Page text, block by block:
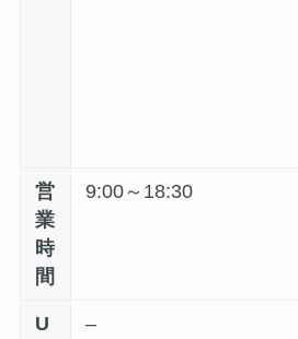
営
業
時
間
9:00～18:30
U
–